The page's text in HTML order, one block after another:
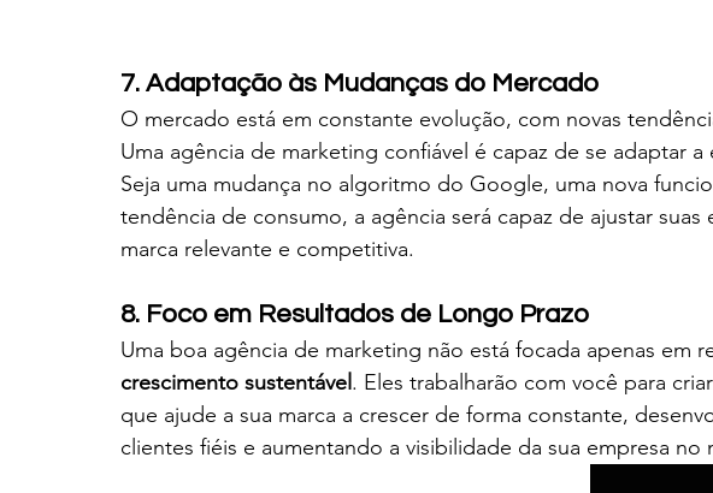
7. Adaptação às Mudanças do Mercado
O mercado está em constante evolução, com novas
Uma agência de marketing confiável é capaz de se adaptar a
Seja uma mudança no algoritmo do Google, uma nova
tendência de consumo, a agência será capaz de ajustar suas
marca relevante e competitiva.
8. Foco em Resultados de Longo Prazo
Uma boa agência de marketing não está focada apenas em
crescimento sustentável . Eles trabalharão com você para
que ajude a sua marca a crescer de forma constante,
clientes fiéis e aumentando a visibilidade da sua empresa no